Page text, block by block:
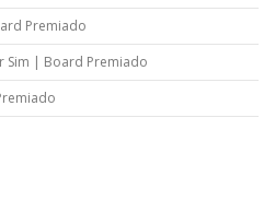
Premiado
Sim | Board Premiado